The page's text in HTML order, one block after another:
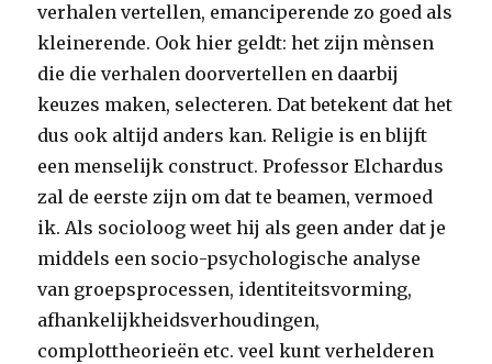
verhalen vertellen, emanciperende zo goed als
kleinerende. Ook hier geldt: het zijn mènsen
die die verhalen doorvertellen en daarbij
keuzes maken, selecteren. Dat betekent dat het
dus ook altijd anders kan. Religie is en blijft
een menselijk construct. Professor Elchardus
zal de eerste zijn om dat te beamen, vermoed
ik. Als socioloog weet hij als geen ander dat je
middels een socio-psychologische analyse
van groepsprocessen, identiteitsvorming,
afhankelijkheidsverhoudingen,
complottheorieën etc. veel kunt verhelderen